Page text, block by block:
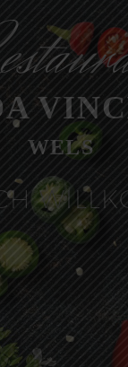
WELS